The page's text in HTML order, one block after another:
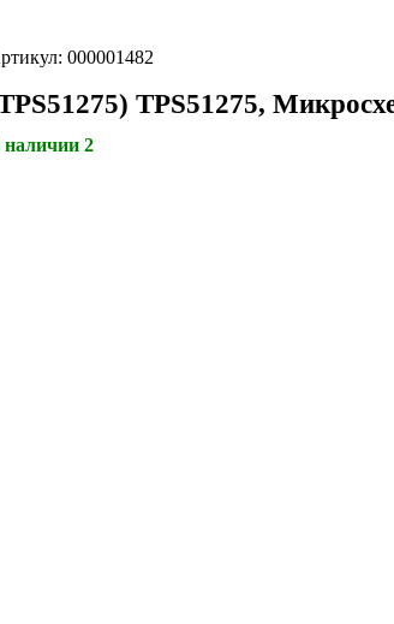
000001482
TPS51275,
2